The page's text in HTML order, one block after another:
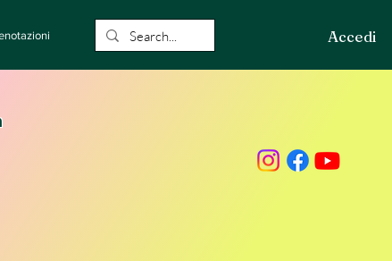
Accedi